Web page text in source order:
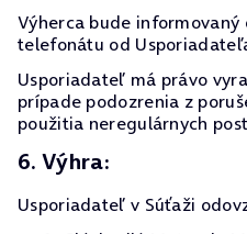
Výherca bude
telefonátu od
Usporiadateľ má právo
prípade podozrenia z
použitia neregulárnych
6. Výhra:
Usporiadateľ v Súťaži